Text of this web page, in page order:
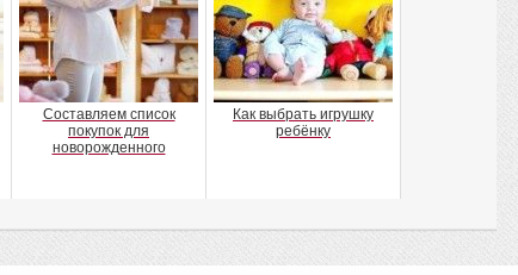
Составляем список
покупок для
новорожденного
Как выбрать игрушку
ребёнку